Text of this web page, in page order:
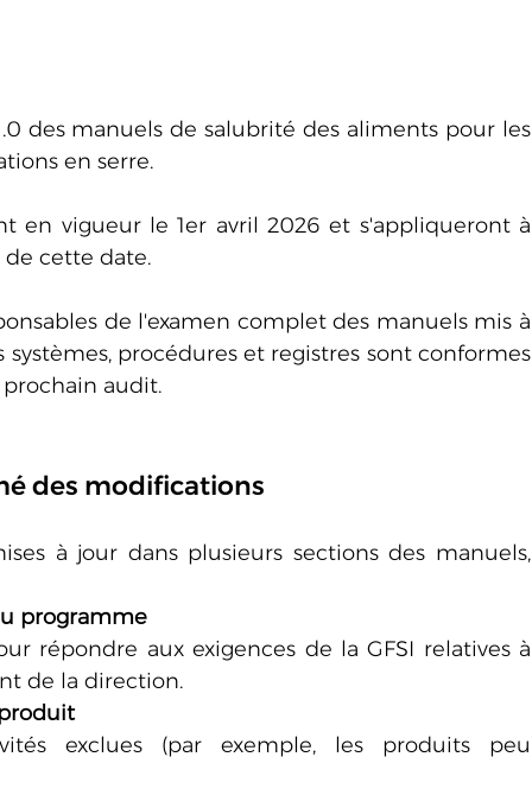
des manuels de salubrité des aliments pour les
en serre.
en vigueur le 1er avril 2026 et s'appliqueront à
de cette date.
de l'examen complet des manuels mis à
procédures et registres sont conformes
prochain audit.
des modifications
à jour dans plusieurs sections des manuels,
programme
répondre aux exigences de la GFSI relatives à
de la direction.
exclues (par exemple, les produits peu